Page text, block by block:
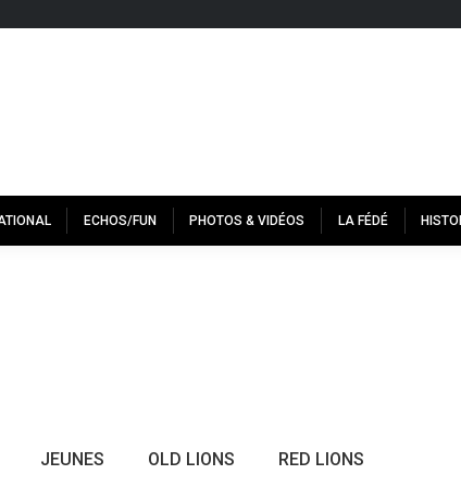
ECHOS/FUN PHOTOS & VIDÉOS LA FÉDÉ
JEUNES OLD LIONS RED LIONS